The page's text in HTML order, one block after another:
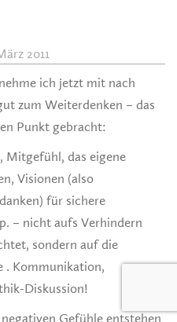
2011
ich jetzt mit nach
zum Weiterdenken – das
Punkt gebracht:
Mitgefühl, das eigene
Visionen (also
für sichere
– nicht aufs Verhindern
sondern auf die
. Kommunikation,
Diskussion!
Gefühle entstehen